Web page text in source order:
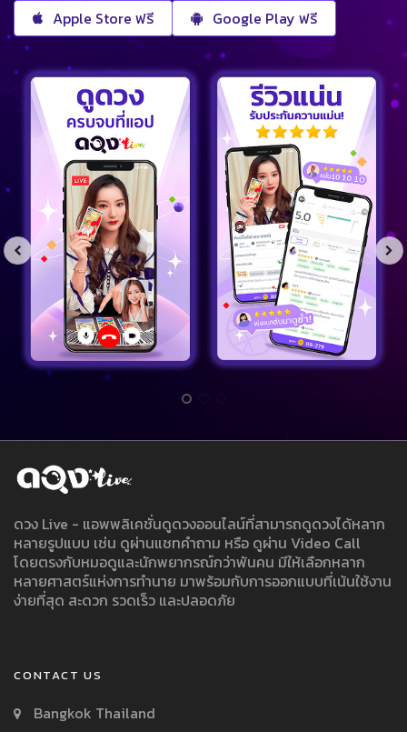
Apple Store ฟรี Google Play ฟรี
ดวง Live - แอพพลิเคชั่นดูดวงออนไลน์ที่สามารถดูดวงได้หลาก
หลายรูปแบบ เช่น ดูผ่านแชทคำถาม หรือ ดูผ่าน Video Call
โดยตรงกับหมอดูและนักพยากรณ์กว่าพันคน มีให้เลือกหลาก
หลายศาสตร์แห่งการทำนาย มาพร้อมกับการออกแบบที่เน้นใช้งาน
ง่ายที่สุด สะดวก รวดเร็ว และปลอดภัย
CONTACT US
Bangkok Thailand